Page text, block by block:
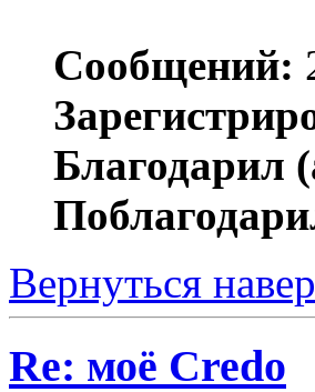
Сообщений:
Благодарил
Вернуться
Re: моё Сredo